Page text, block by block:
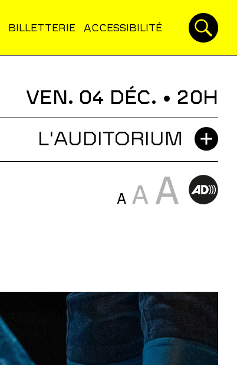
BILLETTERIE ACCESSIBILITÉ
VEN. 04 DÉC. • 20H
L'AUDITORIUM
A A A